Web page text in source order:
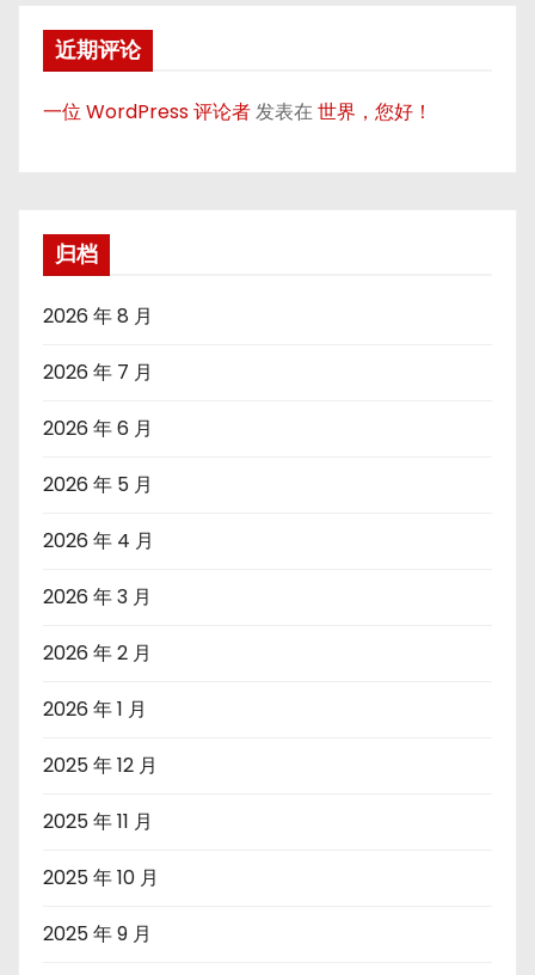
近期评论
一位 WordPress 评论者发表在世界，您好！
归档
2026 年 8 月
2026 年 7 月
2026 年 6 月
2026 年 5 月
2026 年 4 月
2026 年 3 月
2026 年 2 月
2026 年 1 月
2025 年 12 月
2025 年 11 月
2025 年 10 月
2025 年 9 月